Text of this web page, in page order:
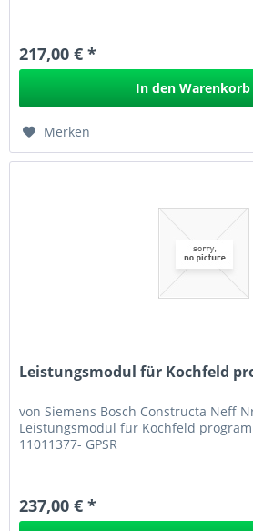
217,00 € *
In den Warenkorb
Merken
Leistungsmodul für Kochfeld
von Siemens Bosch Constructa Neff
Leistungsmodul für Kochfeld
11011377- GPSR
237,00 € *